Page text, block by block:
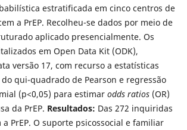
estratificada em cinco centros de
a PrEP. Recolheu-se dados por meio de
aplicado presencialmente. Os
em Open Data Kit (ODK),
versão 17, com recurso a estatísticas
qui-quadrado de Pearson e regressão
(p<0,05) para estimar odds ratios(OR)
da PrEP. Resultados: Das 272 inquiridas
a PrEP. O suporte psicossocial e familiar